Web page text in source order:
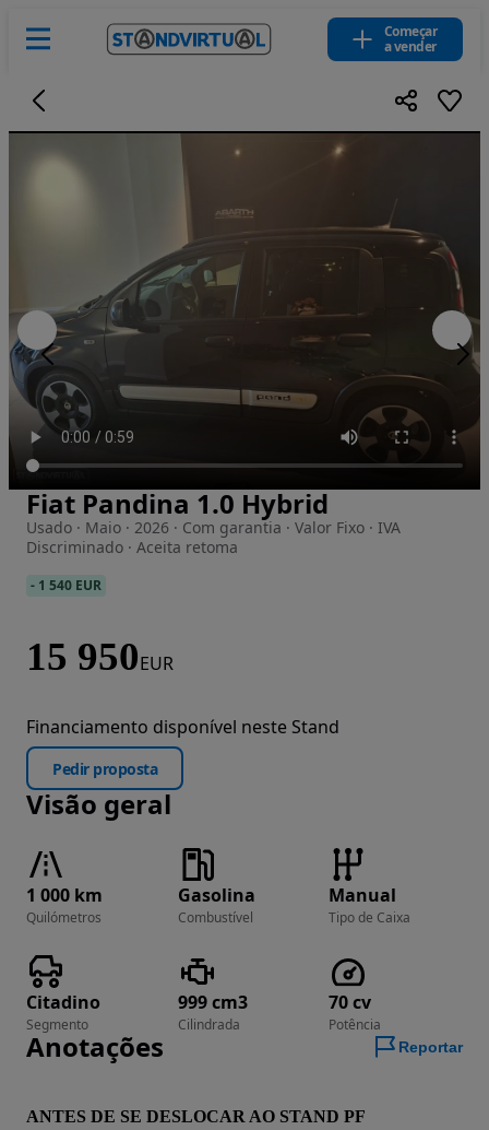
Começar
a vender
Imagem 1 de 21
Fiat Pandina 1.0 Hybrid
Usado · Maio · 2026 · Com garantia · Valor Fixo · IVA
Discriminado · Aceita retoma
- 1 540 EUR
15 950EUR
Financiamento disponível neste Stand
Pedir proposta
Visão geral
1 000 km
Quilómetros
Gasolina
Combustível
Manual
Tipo de Caixa
Citadino
Segmento
999 cm3
Cilindrada
70 cv
Potência
Anotações Reportar
ANTES DE SE DESLOCAR AO STAND PF